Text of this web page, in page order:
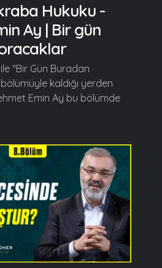
Hukuku -
Ay | Bir gün
"Bir Gün Buradan
kaldığı yerden
Emin Ay bu bölümde